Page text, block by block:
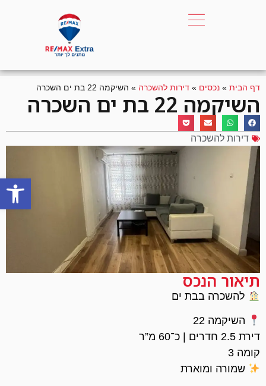
פתח
דף הבית » נכסים » דירות להשכרה » השיקמה 22 בת ים השכרה
השיקמה 22 בת ים השכרה
דירות להשכרה
תיאור הנכס
להשכרה בבת ים
השיקמה 22
דירת 2.5 חדרים | כ־60 מ”ר
קומה 3
שמורה ומוארת